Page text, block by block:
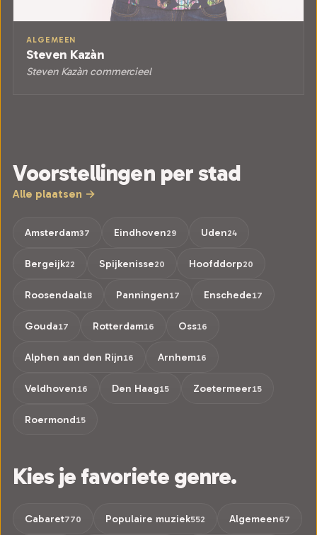
ALGEMEEN
Steven Kazàn
Steven Kazàn commercieel
Voorstellingen per stad
Alle plaatsen →
Amsterdam37 Eindhoven29 Uden24
Bergeijk22 Spijkenisse20 Hoofddorp20
Roosendaal18 Panningen17 Enschede17
Gouda17 Rotterdam16 Oss16
Alphen aan den Rijn16 Arnhem16
Veldhoven16 Den Haag15 Zoetermeer15
Roermond15
Kies je favoriete genre.
Cabaret770 Populaire muziek552 Algemeen67